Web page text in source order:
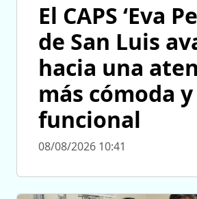
El CAPS ‘Eva
de San Luis
hacia una
más cómoda y
funcional
08/08/2026 10:41